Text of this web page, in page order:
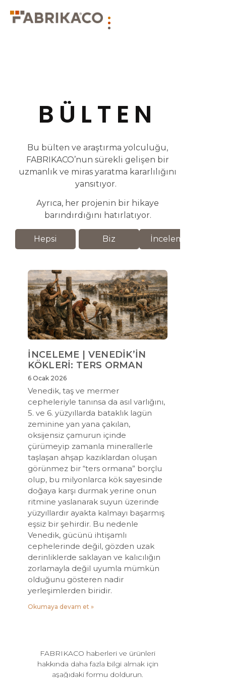
BÜLTEN
Bu bülten ve araştırma yolculuğu,
FABRIKACO’nun sürekli gelişen bir
uzmanlık ve miras yaratma kararlılığını
yansıtıyor.
Ayrıca, her projenin bir hikaye
barındırdığını hatırlatıyor.
Hepsi Biz İnceleme
İNCELEME | VENEDİK’İN
KÖKLERİ: TERS ORMAN
6 Ocak 2026
Venedik, taş ve mermer
cepheleriyle tanınsa da asıl varlığını,
5. ve 6. yüzyıllarda bataklık lagün
zeminine yan yana çakılan,
oksijensiz çamurun içinde
çürümeyip zamanla minerallerle
taşlaşan ahşap kazıklardan oluşan
görünmez bir “ters ormana” borçlu
olup, bu milyonlarca kök sayesinde
doğaya karşı durmak yerine onun
ritmine yaslanarak suyun üzerinde
yüzyıllardır ayakta kalmayı başarmış
eşsiz bir şehirdir. Bu nedenle
Venedik, gücünü ihtişamlı
cephelerinde değil, gözden uzak
derinliklerde saklayan ve kalıcılığın
zorlamayla değil uyumla mümkün
olduğunu gösteren nadir
yerleşimlerden biridir.
Okumaya devam et »
FABRIKACO haberleri ve ürünleri
hakkında daha fazla bilgi almak için
aşağıdaki formu doldurun.